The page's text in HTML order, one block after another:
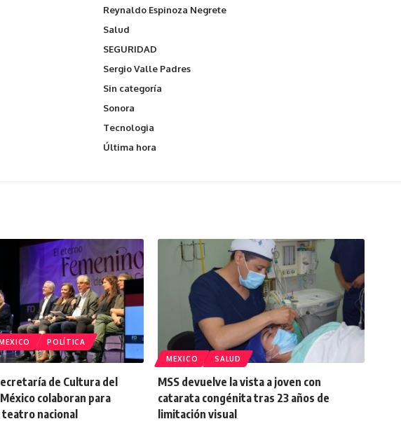
Reynaldo Espinoza Negrete
Salud
SEGURIDAD
Sergio Valle Padres
Sin categoría
Sonora
Tecnologia
Última hora
POLÍTICA
de Cultura del
colaboran para
nacional
MEXICO SALUD
MSS devuelve la vista a joven con
catarata congénita tras 23 años de
limitación visual